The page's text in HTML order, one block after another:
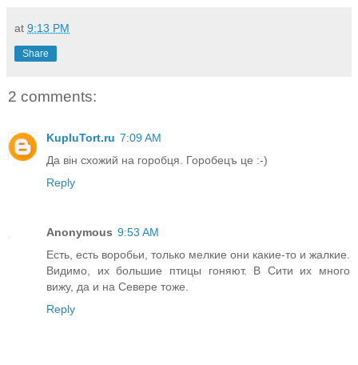
at 9:13 PM
Share
2 comments:
KupluTort.ru 7:09 AM
Да вiн схожий на горобця. Горобецъ це :-)
Reply
Anonymous 9:53 AM
Есть, есть воробьи, только мелкие они какие-то и жалкие.
Видимо, их большие птицы гоняют. В Сити их много
вижу, да и на Севере тоже.
Reply